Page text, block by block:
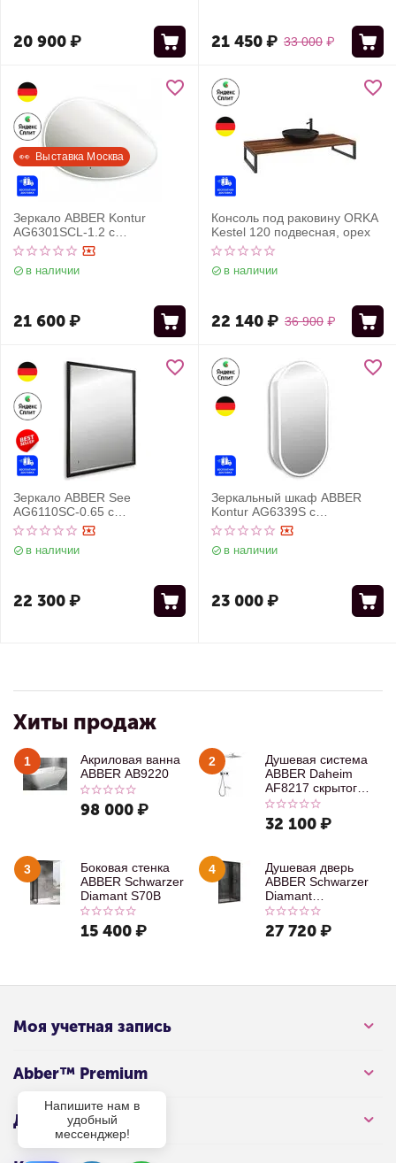
20 900₽ 33 000 ₽
21 450₽
👀  Выставка Москва
Зеркало ABBER Kontur
AG6301SCL-1.2 с
подсветкой, бесконтактный
выключатель, диммер
в наличии
21 600₽
Консоль под раковину ORKA
Kestel 120 подвесная, орех
в наличии
36 900 ₽
22 140₽
Зеркало ABBER See
AG6110SC-0.65 с
подсветкой, бесконтактный
выключатель, диммер,
черный
в наличии
22 300₽
Зеркальный шкаф ABBER
Kontur AG6339S с
подсветкой, сенсорный
выключатель, диммер
в наличии
23 000₽
Хиты продаж
1
Акриловая ванна
ABBER AB9220
98 000 ₽
2
Душевая система
ABBER Daheim
AF8217 скрытого
монтажа с
изливом, хром
32 100 ₽
3
Боковая стенка
ABBER Schwarzer
Diamant S70B
15 400 ₽
4
Душевая дверь
ABBER Schwarzer
Diamant
AG30100B
27 720 ₽
Моя учетная запись
Abber™ Premium
Для клиента
Напишите нам в
удобный
мессенджер!